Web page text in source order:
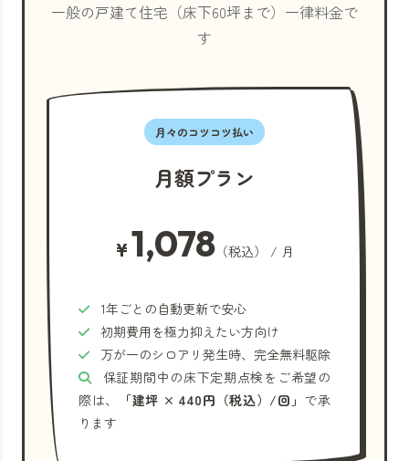
一般の戸建て住宅（床下60坪まで）一律料金で
す
月々のコツコツ払い
月額プラン
¥1,078（税込） / 月
1年ごとの自動更新で安心
初期費用を極力抑えたい方向け
万が一のシロアリ発生時、完全無料駆除
保証期間中の床下定期点検をご希望の
際は、
「建坪 × 440円（税込）/回」 で承
ります